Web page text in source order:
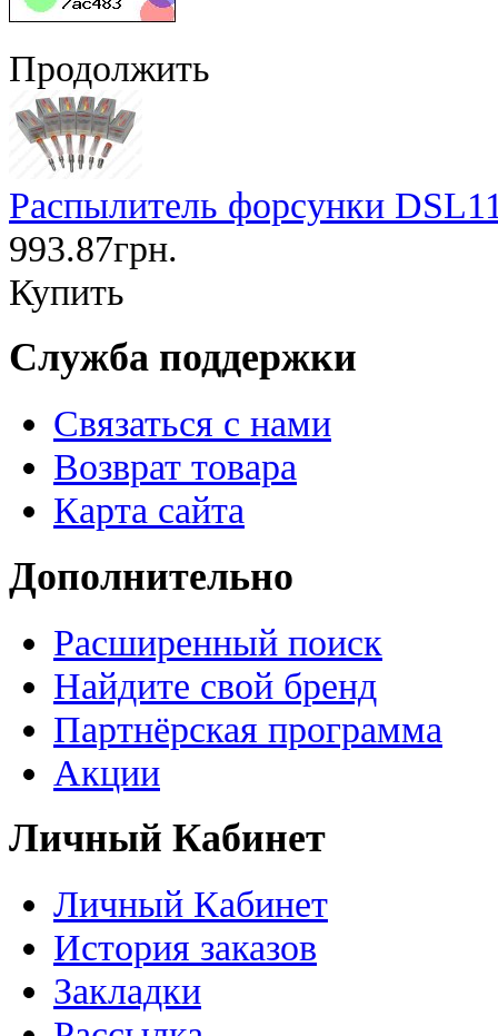
Продолжить
Распылитель форсунки
993.87грн.
Купить
Служба поддержки
Связаться с нами
Возврат товара
Карта сайта
Дополнительно
Расширенный поиск
Найдите свой бренд
Партнёрская программа
Акции
Личный Кабинет
Личный Кабинет
История заказов
Закладки